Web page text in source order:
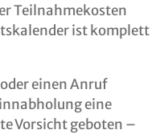
Teilnahmekosten
ist komplett
einen Anruf
eine
Vorsicht geboten –